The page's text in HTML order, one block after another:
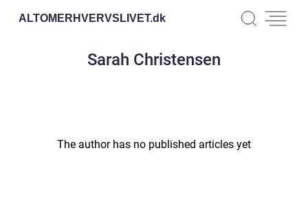
ALTOMERHVERVSLIVET.dk
Sarah Christensen
The author has no published articles yet